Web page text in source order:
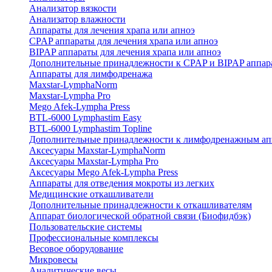
Анализатор вязкости
Анализатор влажности
Аппараты для лечения храпа или апноэ
CPAP аппараты для лечения храпа или апноэ
BIPAP аппараты для лечения храпа или апноэ
Дополнительные принадлежности к CPAP и BIPAP
Аппараты для лимфодренажа
Maxstar-LymphaNorm
Maxstar-Lympha Pro
Mego Afek-Lympha Press
BTL-6000 Lymphastim Easy
BTL-6000 Lymphastim Topline
Дополнительные принадлежности к лимфодренажным
Аксесуары Maxstar-LymphaNorm
Аксесуары Maxstar-Lympha Pro
Аксесуары Mego Afek-Lympha Press
Аппараты для отведения мокроты из легких
Медицинские откашливатели
Дополнительные принадлежности к откашливателям
Аппарат биологической обратной связи (Биофидбэк)
Пользовательские системы
Профессиональные комплексы
Весовое оборудование
Микровесы